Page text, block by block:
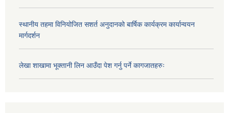
स्थानीय तहमा विनियोजित सशर्त अनुदानको बार्षिक कार्यक्रम कार्यान्वयन
मार्गदर्शन
लेखा शाखामा भूक्तानी लिन आउँदा पेश गर्नु पर्ने कागजातहरुः